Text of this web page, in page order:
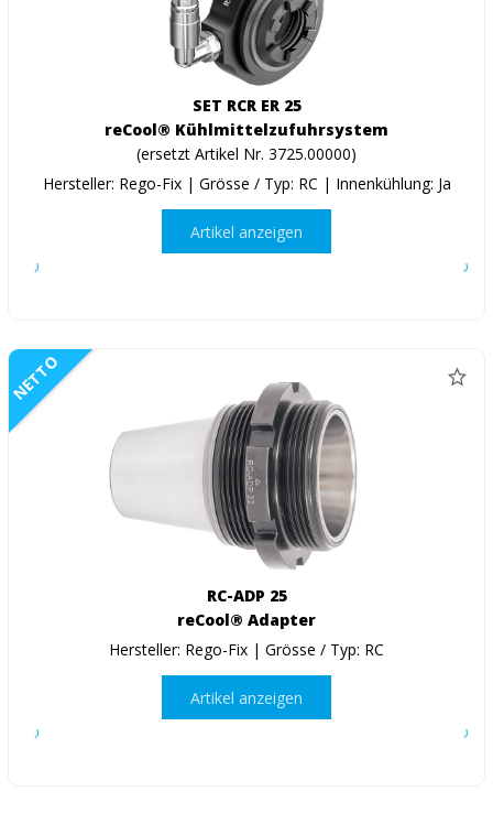
SET RCR ER 25
reCool® Kühlmittelzufuhrsystem
(ersetzt Artikel Nr. 3725.00000)
Hersteller: Rego-Fix | Grösse / Typ: RC | Innenkühlung: Ja
Artikel anzeigen
NETTO
RC-ADP 25
reCool® Adapter
Hersteller: Rego-Fix | Grösse / Typ: RC
Artikel anzeigen